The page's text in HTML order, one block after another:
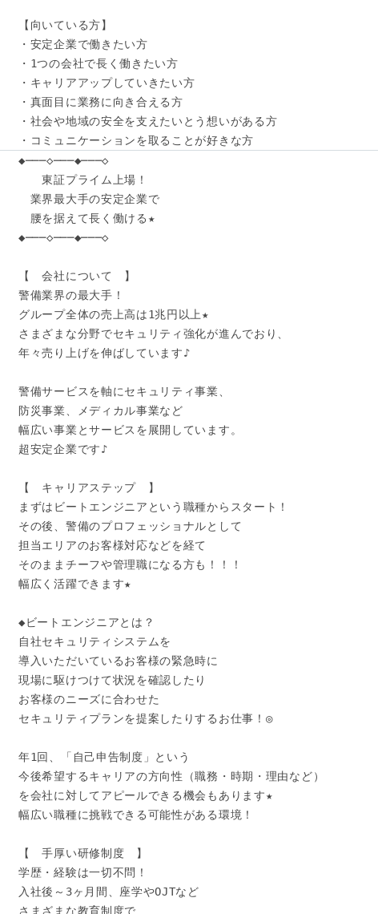
【向いている方】
・安定企業で働きたい方
・1つの会社で長く働きたい方
・キャリアアップしていきたい方
・真面目に業務に向き合える方
・社会や地域の安全を支えたいとう想いがある方
・コミュニケーションを取ることが好きな方
◆───◇───◆───◇
東証プライム上場！
業界最大手の安定企業で
腰を据えて長く働ける★
◆───◇───◆───◇
【　会社について　】
警備業界の最大手！
グループ全体の売上高は1兆円以上★
さまざまな分野でセキュリティ強化が進んでおり、
年々売り上げを伸ばしています♪
警備サービスを軸にセキュリティ事業、
防災事業、メディカル事業など
幅広い事業とサービスを展開しています。
超安定企業です♪
【　キャリアステップ　】
まずはビートエンジニアという職種からスタート！
その後、警備のプロフェッショナルとして
担当エリアのお客様対応などを経て
そのままチーフや管理職になる方も！！！
幅広く活躍できます★
◆ビートエンジニアとは？
自社セキュリティシステムを
導入いただいているお客様の緊急時に
現場に駆けつけて状況を確認したり
お客様のニーズに合わせた
セキュリティプランを提案したりするお仕事！◎
年1回、「自己申告制度」という
今後希望するキャリアの方向性（職務・時期・理由など）
を会社に対してアピールできる機会もあります★
幅広い職種に挑戦できる可能性がある環境！
【　手厚い研修制度　】
学歴・経験は一切不問！
入社後～3ヶ月間、座学やOJTなど
さまざまな教育制度で